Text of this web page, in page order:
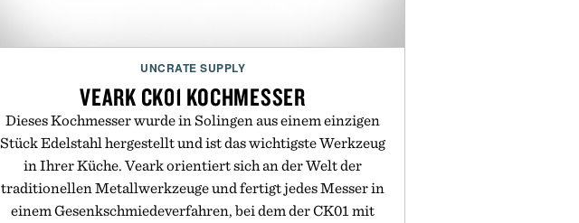
UNCRATE SUPPLY
VEARK CK01 KOCHMESSER
Dieses Kochmesser wurde in Solingen aus einem einzigen
Stück Edelstahl hergestellt und ist das wichtigste Werkzeug
in Ihrer Küche. Veark orientiert sich an der Welt der
traditionellen Metallwerkzeuge und fertigt jedes Messer in
einem Gesenkschmiedeverfahren, bei dem der CK01 mit